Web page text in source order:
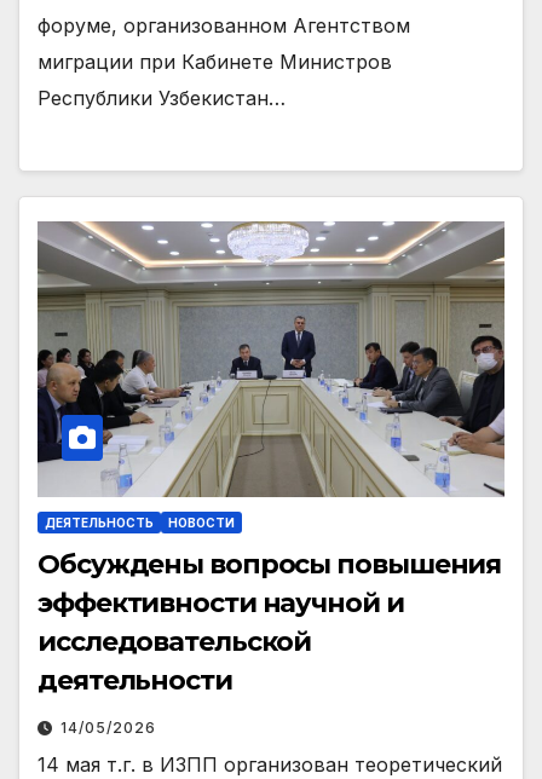
форуме, организованном Агентством
миграции при Кабинете Министров
Республики Узбекистан…
ДЕЯТЕЛЬНОСТЬ НОВОСТИ
Обсуждены вопросы повышения
эффективности научной и
исследовательской
деятельности
14/05/2026
14 мая т.г. в ИЗПП организован теоретический